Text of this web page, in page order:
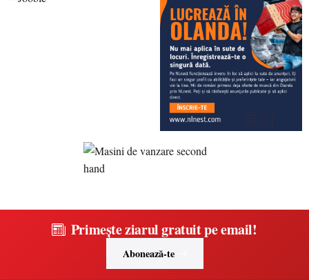
Primește ziarul gratuit pe email!
Abonează-te